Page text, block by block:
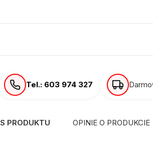
Tel.: 603 974 327
PRODUKTU OPINIE O PRODUKCIE